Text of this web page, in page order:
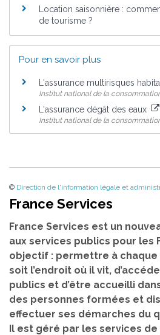
Location saisonnière :
de tourisme ?
Pour en savoir plus
L'assurance multirisques
Institut national de la
L'assurance dégât des eaux
Institut national de la
© Direction de l'information légale et
France Services
France Services est un
aux services publics pour les
objectif : permettre à
soit l’endroit où il vit,
publics et d’être accueilli
des personnes formées et
effectuer ses démarches du
Il est géré par les services